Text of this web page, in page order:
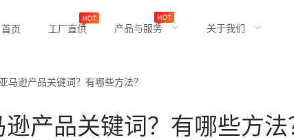
首页 工厂直供 产品与服务 关于我们
马逊产品关键词？有哪些方法？
产品关键词？有哪些方法